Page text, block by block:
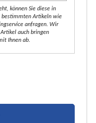
können Sie diese in
bestimmten Artikeln wie
anfragen. Wir
auch bringen
Ihnen ab.